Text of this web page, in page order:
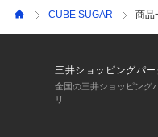
CUBE SUGAR 商品
三井ショッピングパー
全国の三井ショッピング
リ